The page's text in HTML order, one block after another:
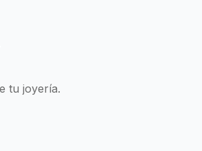
tu joyería.